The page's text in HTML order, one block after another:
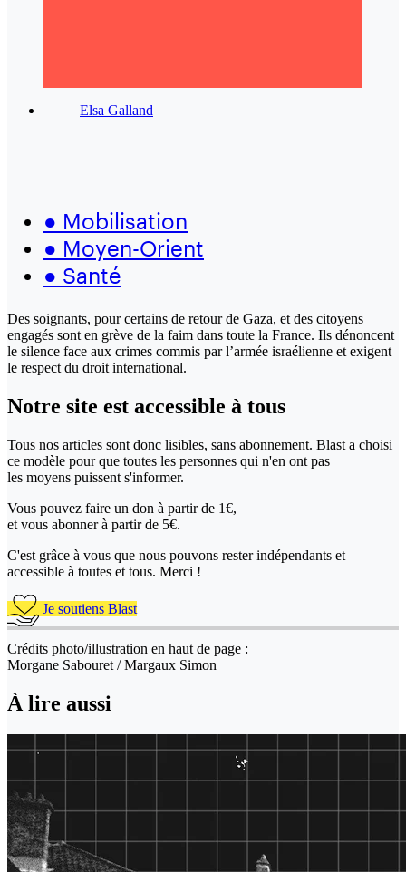
Elsa Galland
● Mobilisation
● Moyen-Orient
● Santé
Des soignants, pour certains de retour de Gaza, et des citoyens
engagés sont en grève de la faim dans toute la France. Ils dénoncent
le silence face aux crimes commis par l’armée israélienne et exigent
le respect du droit international.
Notre site est accessible à tous
Tous nos articles sont donc lisibles, sans abonnement. Blast a choisi
ce modèle pour que toutes les personnes qui n'en ont pas
les moyens puissent s'informer.
Vous pouvez faire un don à partir de 1€,
et vous abonner à partir de 5€.
C'est grâce à vous que nous pouvons rester indépendants et
accessible à toutes et tous. Merci !
Je soutiens Blast
Crédits photo/illustration en haut de page :
Morgane Sabouret / Margaux Simon
À lire aussi